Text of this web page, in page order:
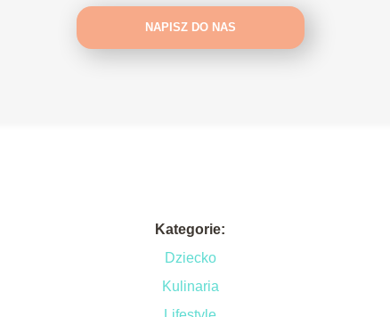
NAPISZ DO NAS
Kategorie:
Dziecko
Kulinaria